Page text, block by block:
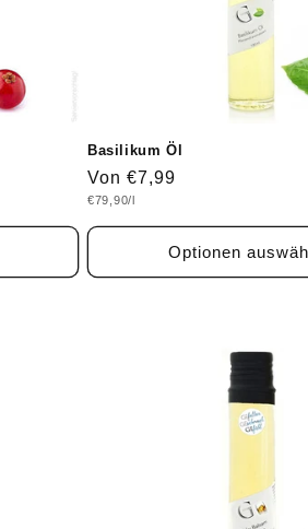
Basilikum Öl
Normaler
Preis
Von €7,99
Grundpreis
€79,90/l
Optionen